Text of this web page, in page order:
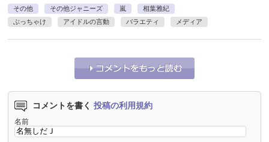
その他 その他ジャニーズ 嵐
相葉雅紀
ぶっちゃけ
アイドルの言動 バラエティ メディア
コメントを書く 投稿の利用規約
名前